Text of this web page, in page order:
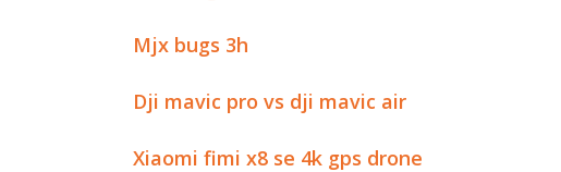
Mjx bugs 3h
Dji mavic pro vs dji mavic air
Xiaomi fimi x8 se 4k gps drone